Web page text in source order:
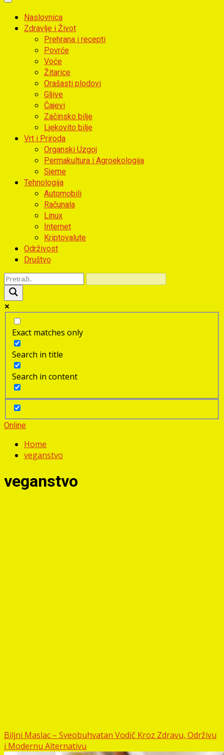
Primary
MenuNaslovnica
Zdravlje i Život
Prehrana i recepti
Povrće
Voće
Žitarice
Orašasti plodovi
Gljive
Čajevi
Začinsko bilje
Ljekovito bilje
Vrt i Priroda
Organski Uzgoj
Permakultura i Agroekologija
Sjeme
Tehnologija
Automobili
Računala
Linux
Internet
Kriptovalute
Održivost
Društvo
Exact matches only
Search in title
Search in content
Online
Home
veganstvo
veganstvo
Biljni Maslac – Sveobuhvatan Vodič Kroz Zdravu, Održivu
i Modernu Alternativu